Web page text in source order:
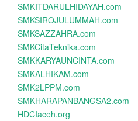
SMKITDARULHIDAYAH.com
SMKSIROJULUMMAH.com
SMKSAZZAHRA.com
SMKCitaTeknika.com
SMKKARYAUNCINTA.com
SMKALHIKAM.com
SMK2LPPM.com
SMKHARAPANBANGSA2.com
HDCIaceh.org